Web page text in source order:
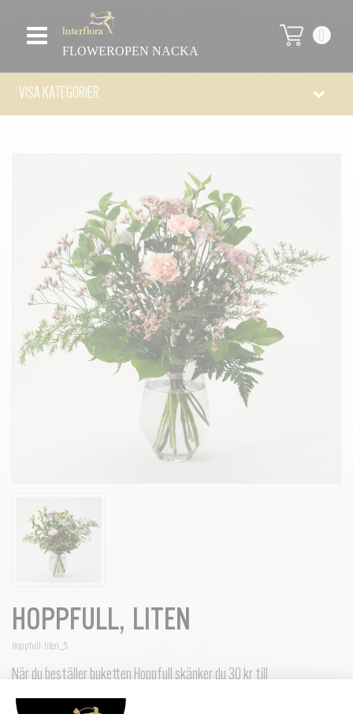
FLOWEROPEN NACKA
0
VISA KATEGORIER
HOPPFULL, LITEN
Hoppfull-liten_5
När du beställer buketten Hoppfull skänker du 30 kr till
Cancerfondens livsviktiga arbete. Mottagaren får ett speciellt kort